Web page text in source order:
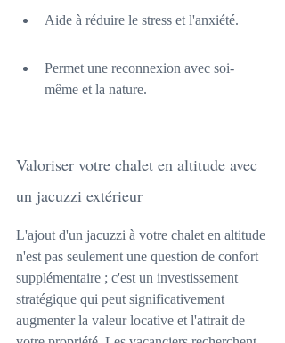
Aide à réduire le stress et l'anxiété.
Permet une reconnexion avec soi-
même et la nature.
Valoriser votre chalet en altitude avec
un jacuzzi extérieur
L'ajout d'un jacuzzi à votre chalet en altitude
n'est pas seulement une question de confort
supplémentaire ; c'est un investissement
stratégique qui peut significativement
augmenter la valeur locative et l'attrait de